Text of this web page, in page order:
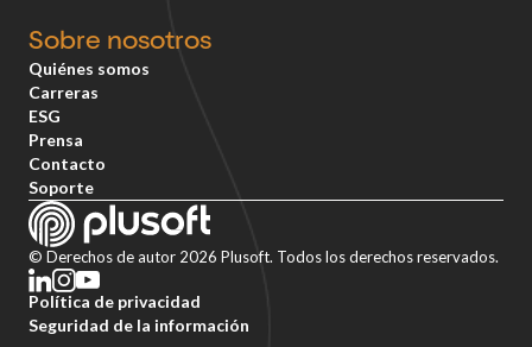
Sobre nosotros
Quiénes somos
Carreras
ESG
Prensa
Contacto
Soporte
© Derechos de autor 2026 Plusoft. Todos los derechos reservados.
Política de privacidad
Seguridad de la información